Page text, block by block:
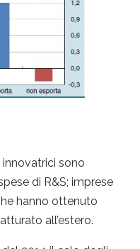
innovatrici sono
di R&S; imprese
hanno ottenuto
all’estero.